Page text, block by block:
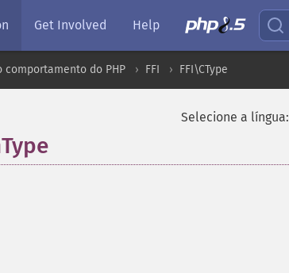
Get Involved Help
comportamento do PHP FFI FFI\CType
Selecione a língua: